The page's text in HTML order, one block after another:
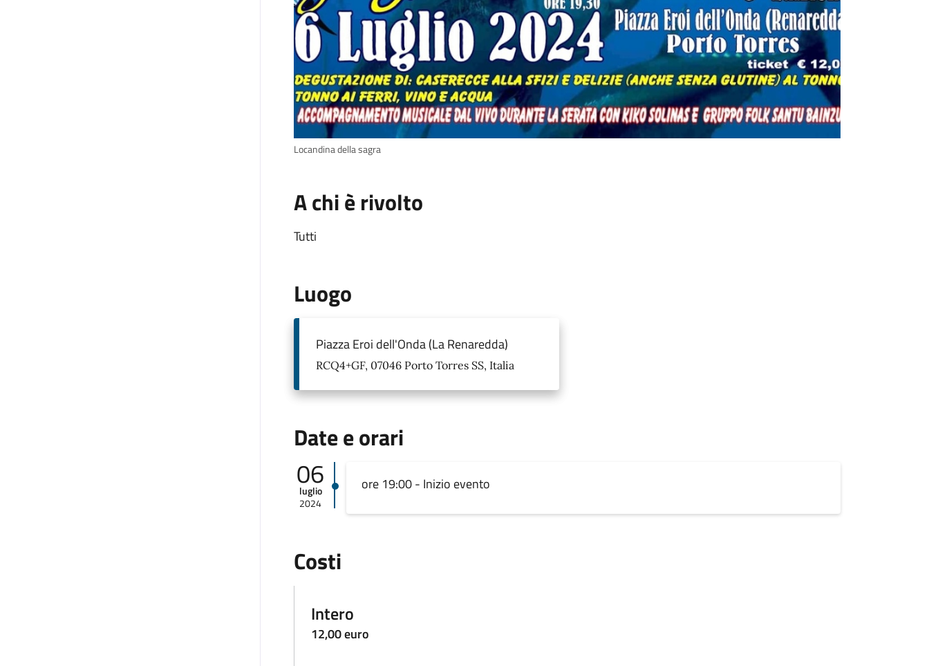
Locandina della sagra
A chi è rivolto
Tutti
Luogo
Piazza Eroi dell'Onda (La Renaredda)
RCQ4+GF, 07046 Porto Torres SS, Italia
Date e orari
06
luglio
2024
ore 19:00 - Inizio evento
Costi
Intero
12,00 euro